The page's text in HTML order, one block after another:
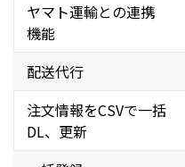
ヤマト運輸との連携
機能
配送代行
注文情報をCSVで一括
DL、更新